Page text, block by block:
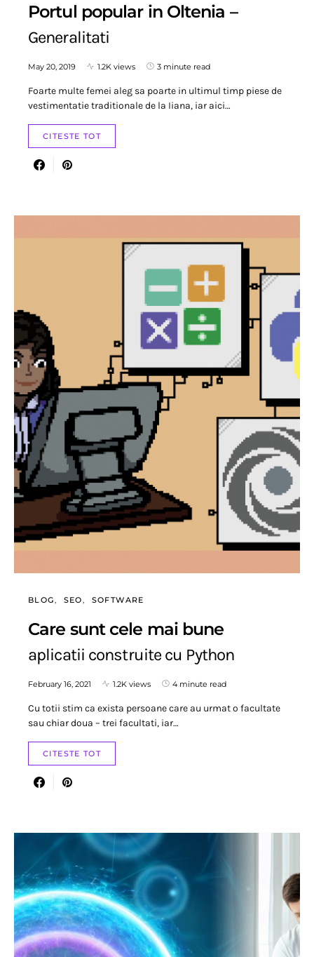
Portul popular in Oltenia –
Generalitati
May 20, 2019 1.2K views 3 minute read
Foarte multe femei aleg sa poarte in ultimul timp piese de
vestimentatie traditionale de la Iiana, iar aici…
CITESTE TOT
BLOG SEO SOFTWARE
Care sunt cele mai bune
aplicatii construite cu Python
February 16, 2021 1.2K views 4 minute read
Cu totii stim ca exista persoane care au urmat o facultate
sau chiar doua – trei facultati, iar…
CITESTE TOT